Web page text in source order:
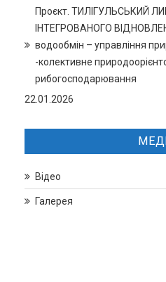
Проєкт. ТИЛІГУЛЬСЬКИЙ
ІНТЕГРОВАНОГО
водообмін – управління
-колективне
рибогосподарювання
22.01.2026
Відео
Галерея